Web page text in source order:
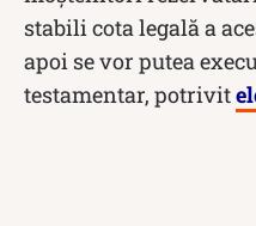
stabili cota legală a
apoi se vor putea
testamentar, potrivit